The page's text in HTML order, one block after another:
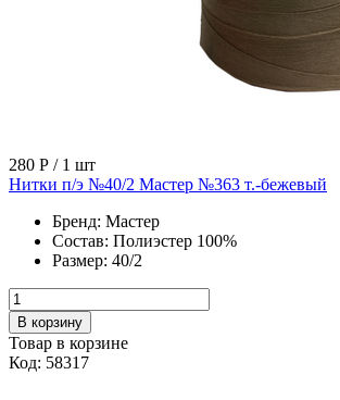
280 Р / 1 шт
Нитки п/э №40/2 Мастер №363 т.-бежевый
Бренд: Мастер
Состав: Полиэстер 100%
Размер: 40/2
В корзину
Товар в корзине
Код: 58317